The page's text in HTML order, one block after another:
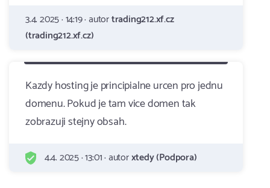
3.4. 2025 · 14:19 · autortrading212.xf.cz
(trading212.xf.cz)
Kazdy hosting je principialne urcen pro jednu
domenu. Pokud je tam vice domen tak
zobrazuji stejny obsah.
4.4. 2025 · 13:01 · autorxtedy (Podpora)